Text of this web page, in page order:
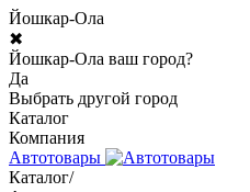
Йошкар-Ола
✖
Йошкар-Ола ваш город?
Да
Выбрать другой город
Каталог
Компания
Автотовары
Каталог/